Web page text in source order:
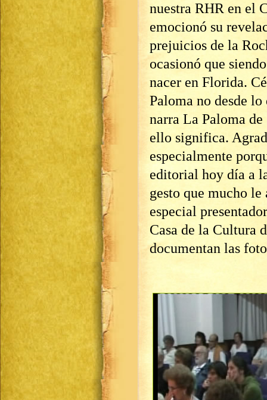
nuestra RHR en el
emocionó su
prejuicios de la
ocasionó que
nacer en Florida.
Paloma no desde
narra La Paloma
ello significa.
especialmente
editorial hoy día a
gesto que mucho le
especial
Casa de la Cultura
documentan las